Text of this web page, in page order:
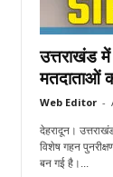
उत्तराखंड
मतदाताओं
Web Editor -
देहरादून।
विशेष गहन
बन गई है।...